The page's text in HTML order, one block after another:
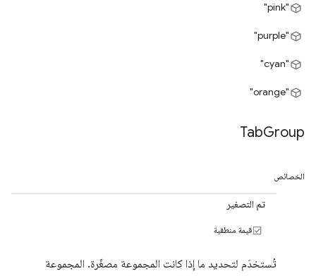
"pink"
"purple"
"cyan"
"orange"
TabGroup
الخصائص
تم التصغير
قيمة منطقية
تُستخدَم لتحديد ما إذا كانت المجموعة مصغّرة. المجموعة